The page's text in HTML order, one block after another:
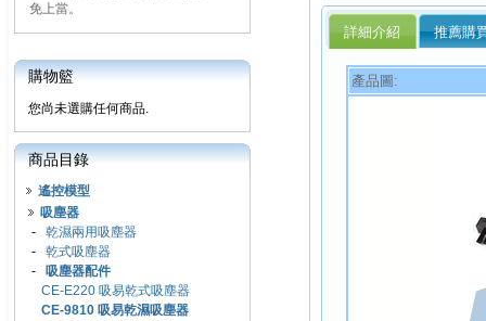
免上當。
購物籃
您尚未選購任何商品.
商品目錄
遙控模型
吸塵器
- 乾濕兩用吸塵器
- 乾式吸塵器
- 吸塵器配件
CE-E220 吸易乾式吸塵器
CE-9810 吸易乾濕吸塵器
詳細介紹 推薦購
產品圖: